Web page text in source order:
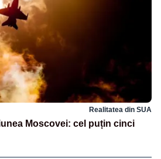
Realitatea din SUA
Moscovei: cel puțin cinci